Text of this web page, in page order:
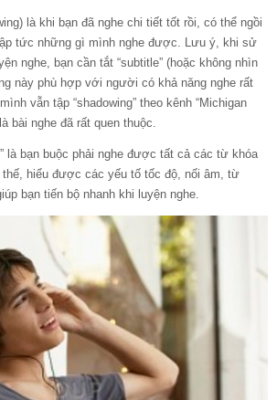
là khi bạn đã nghe chi tiết tốt rồi, có thể ngồi
tức những gì mình nghe được. Lưu ý, khi sử
nghe, bạn cần tắt “subtitle” (hoặc không nhìn
này phù hợp với người có khả năng nghe rất
vẫn tập “shadowing” theo kênh “Michigan
bài nghe đã rất quen thuộc.
là bạn buộc phải nghe được tất cả các từ khóa
hiểu được các yếu tố tốc độ, nối âm, từ
bạn tiến bộ nhanh khi luyện nghe.